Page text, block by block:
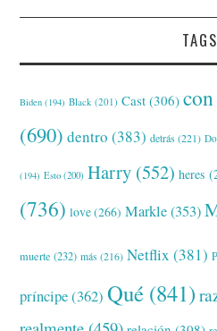
TAGS
Biden (194) Black (201) Cast (306) con
(690) dentro (383) detrás (221)
(194) Esto (200) Harry (552) heres
(736) love(266) Markle(353)
muerte (232) más (216) Netflix (381)
príncipe(362) Qué (841)